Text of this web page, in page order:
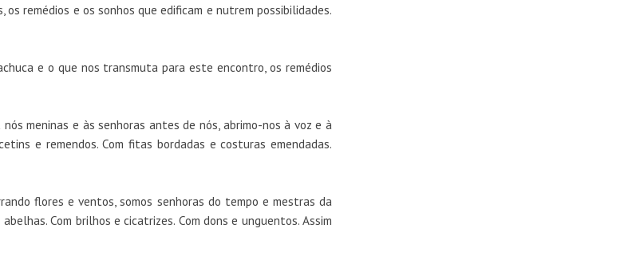
os remédios e os sonhos que edificam e nutrem possibilidades.
e o que nos transmuta para este encontro, os remédios
meninas e às senhoras antes de nós, abrimo-nos à voz e à
e remendos. Com fitas bordadas e costuras emendadas.
flores e ventos, somos senhoras do tempo e mestras da
Com brilhos e cicatrizes. Com dons e unguentos. Assim